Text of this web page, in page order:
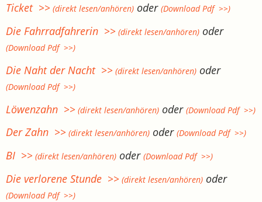
Ticket >> (direkt lesen/anhören) oder(Download Pdf >>)
Die Fahrradfahrerin >> (direkt lesen/anhören) oder
(Download Pdf >>)
Die Naht der Nacht >> (direkt lesen/anhören) oder
(Download Pdf >>)
Löwenzahn >> (direkt lesen/anhören) oder(Download Pdf >>)
Der Zahn >> (direkt lesen/anhören) oder(Download Pdf >>)
BI >> (direkt lesen/anhören) oder(Download Pdf >>)
Die verlorene Stunde >> (direkt lesen/anhören) oder
(Download Pdf >>)